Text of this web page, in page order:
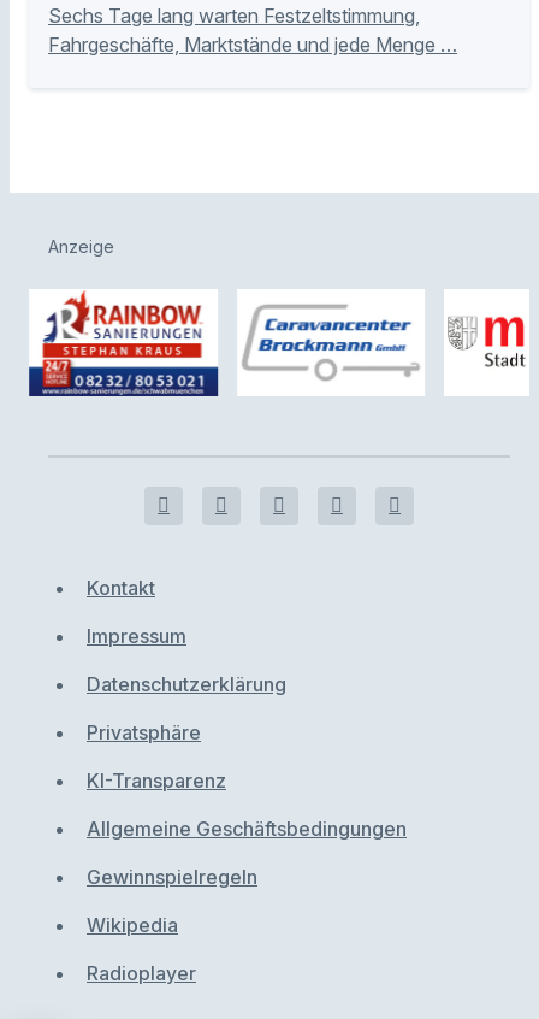
Sechs Tage lang warten Festzeltstimmung,
Fahrgeschäfte, Marktstände und jede Menge …
Anzeige
Kontakt
Impressum
Datenschutzerklärung
Privatsphäre
KI-Transparenz
Allgemeine Geschäftsbedingungen
Gewinnspielregeln
Wikipedia
Radioplayer